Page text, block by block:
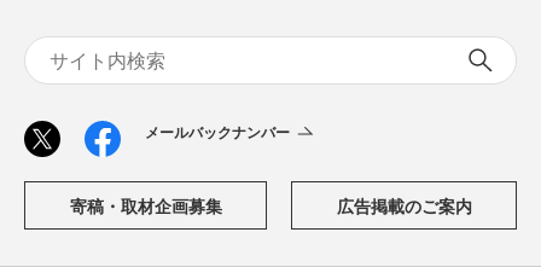
メールバックナンバー
寄稿・取材企画募集 広告掲載のご案内